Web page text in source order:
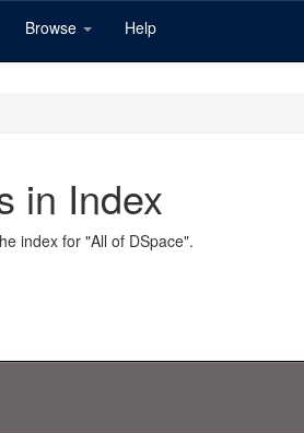
Browse Help
in Index
index for "All of DSpace".